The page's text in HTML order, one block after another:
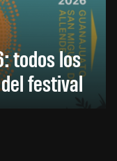
todos los
festival